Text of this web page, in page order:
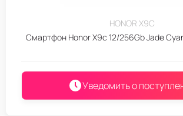
HONOR X9C
Смартфон Honor X9c 12/256Gb Jade
Уведомить о